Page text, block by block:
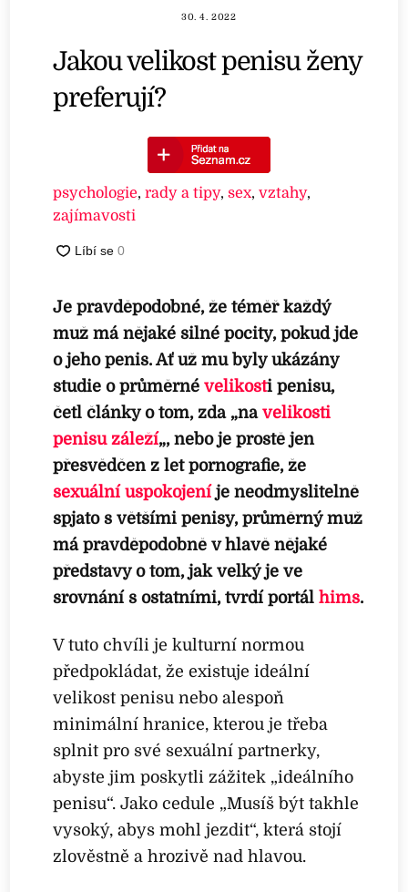
30. 4. 2022
Jakou velikost penisu ženy
preferují?
psychologie,rady a tipy,sex,vztahy,
zajímavosti
Je pravděpodobné, že téměř každý
muž má nějaké silné pocity, pokud jde
o jeho penis. Ať už mu byly ukázány
studie o průměrnévelikosti penisu,
četl články o tom, zda „navelikosti
penisu záleží„, nebo je prostě jen
přesvědčen z let pornografie, že
sexuální uspokojeníje neodmyslitelně
spjato s většími penisy, průměrný muž
má pravděpodobně v hlavě nějaké
představy o tom, jak velký je ve
srovnání s ostatními, tvrdí portálhims.
V tuto chvíli je kulturní normou
předpokládat, že existuje ideální
velikost penisu nebo alespoň
minimální hranice, kterou je třeba
splnit pro své sexuální partnerky,
abyste jim poskytli zážitek „ideálního
penisu“. Jako cedule „Musíš být takhle
vysoký, abys mohl jezdit“, která stojí
zlověstně a hrozivě nad hlavou.